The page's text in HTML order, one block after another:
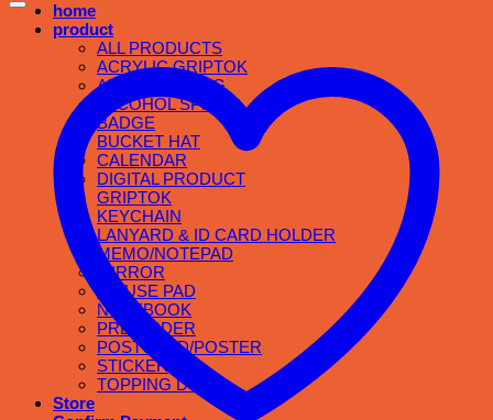
home
product
ALL PRODUCTS
ACRYLIC GRIPTOK
APPAREL & BAG
ALCOHOL SPRAY
BADGE
BUCKET HAT
CALENDAR
DIGITAL PRODUCT
GRIPTOK
KEYCHAIN
LANYARD & ID CARD HOLDER
MEMO/NOTEPAD
MIRROR
MOUSE PAD
NOTEBOOK
PRE ORDER
POSTCARD/POSTER
STICKER
TOPPING DOG
Store